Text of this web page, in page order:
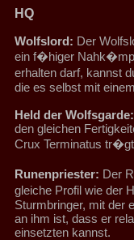
HQ
Wolfslord: Der
ein f�higer
erhalten darf, kannst
die es selbst mit
Held der Wolfsgarde:
den gleichen
Crux Terminatus
Runenpriester: Der
gleiche Profil wie der
Sturmbringer, mit der
an ihm ist, dass er
einsetzten kannst.